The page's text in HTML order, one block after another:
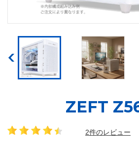
ZEFT
2件のレビュー